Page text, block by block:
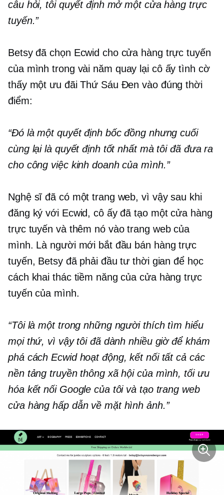
câu hỏi, tôi quyết định mở một cửa hàng trực
tuyến.”
Betsy đã chọn Ecwid cho cửa hàng trực tuyến
của mình trong vài năm quay lại cô ấy tình cờ
thấy một ưu đãi Thứ Sáu Đen vào đúng thời
điểm:
“Đó là một quyết định bốc đồng nhưng cuối
cùng lại là quyết định tốt nhất mà tôi đã đưa ra
cho công việc kinh doanh của mình.”
Nghệ sĩ đã có một trang web, vì vậy sau khi
đăng ký với Ecwid, cô ấy đã tạo một cửa hàng
trực tuyến và thêm nó vào trang web của
mình. Là người mới bắt đầu bán hàng trực
tuyến, Betsy đã phải đầu tư thời gian để học
cách khai thác tiềm năng của cửa hàng trực
tuyến của mình.
“Tôi là một trong những người thích tìm hiểu
mọi thứ, vì vậy tôi đã dành nhiều giờ để khám
phá cách Ecwid hoạt động, kết nối tất cả các
nền tảng truyền thông xã hội của mình, tối ưu
hóa kết nối Google của tôi và tạo trang web
cửa hàng hấp dẫn về mặt hình ảnh.”